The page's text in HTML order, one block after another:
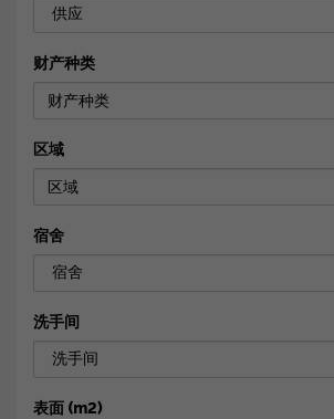
财产种类
财产种类
区域
区域
宿舍
洗手间
表面 (m2)